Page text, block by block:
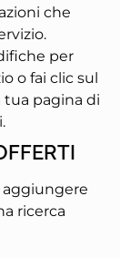
che
per
o fai clic sul
tua pagina di
aggiungere
ricerca